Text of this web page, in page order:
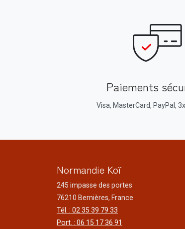
Paiements
Visa, MasterCard, PayPal,
Normandie Koï
245 impasse des portes
76210 Bernières, France
Tél. : 02 35 39 79 33
Port. : 06 15 17 36 91